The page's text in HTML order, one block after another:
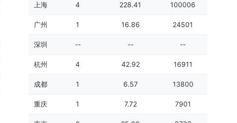
上海 4 228.41 100006
广州 1 16.86 24501
深圳 -- -- --
杭州 4 42.92 16911
成都 1 6.57 13800
重庆 1 7.72 7901